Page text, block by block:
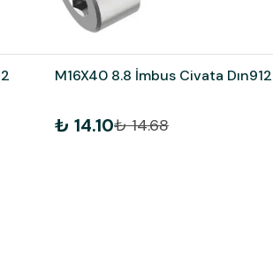
M16X40 8.8 İmbus Civata Dın912
₺ 14.10₺ 14.68